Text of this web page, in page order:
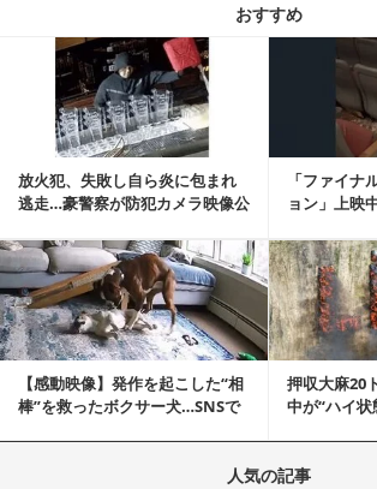
おすすめ
放火犯、失敗し自ら炎に包まれ
逃走…豪警察が防犯カメラ映像公
「ファイナ
ョン」上映
記事を読む
【感動映像】発作を起こした“相
棒”を救ったボクサー犬…SNSで
押収大麻20
中が“ハイ
記事を読む
人気の記事